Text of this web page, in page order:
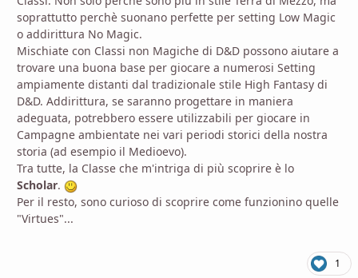
soprattutto perchè suonano perfette per setting Low Magic
o addirittura No Magic.
Mischiate con Classi non Magiche di D&D possono aiutare a
trovare una buona base per giocare a numerosi Setting
ampiamente distanti dal tradizionale stile High Fantasy di
D&D. Addirittura, se saranno progettare in maniera
adeguata, potrebbero essere utilizzabili per giocare in
Campagne ambientate nei vari periodi storici della nostra
storia (ad esempio il Medioevo).
Tra tutte, la Classe che m'intriga di più scoprire è lo
Scholar.
Per il resto, sono curioso di scoprire come funzionino quelle
"Virtues"...
1